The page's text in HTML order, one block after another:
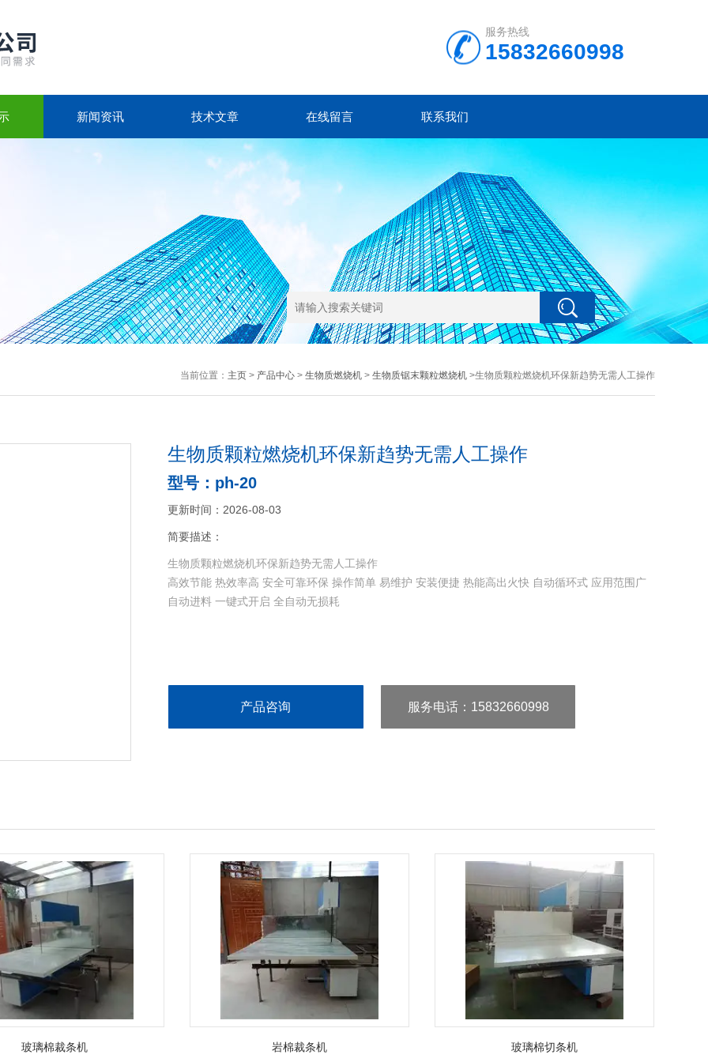
服务热线
15832660998
新闻资讯 技术文章 在线留言 联系我们
当前位置： 主页> 产品中心> 生物质燃烧机> 生物质锯末颗粒燃烧机>生物质颗粒燃烧机环保新趋势无需人工操作
生物质颗粒燃烧机环保新趋势无需人工操作
型号：ph-20
更新时间：2026-08-03
简要描述：
生物质颗粒燃烧机环保新趋势无需人工操作
高效节能 热效率高 安全可靠环保 操作简单 易维护 安装便捷 热能高出火快 自动循环式 应用范围广
自动进料 一键式开启 全自动无损耗
产品咨询 服务电话：15832660998
玻璃棉裁条机 岩棉裁条机 玻璃棉切条机